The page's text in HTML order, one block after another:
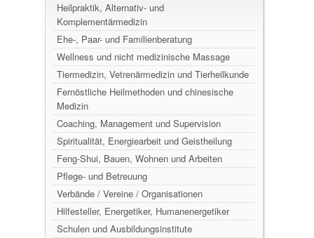
Heilpraktik, Alternativ- und
Komplementärmedizin
Ehe-, Paar- und Familienberatung
Wellness und nicht medizinische Massage
Tiermedizin, Vetrenärmedizin und Tierheilkunde
Fernöstliche Heilmethoden und chinesische
Medizin
Coaching, Management und Supervision
Spiritualität, Energiearbeit und Geistheilung
Feng-Shui, Bauen, Wohnen und Arbeiten
Pflege- und Betreuung
Verbände / Vereine / Organisationen
Hilfesteller, Energetiker, Humanenergetiker
Schulen und Ausbildungsinstitute